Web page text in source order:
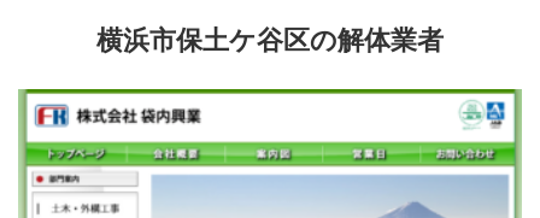
横浜市保土ケ谷区の解体業者